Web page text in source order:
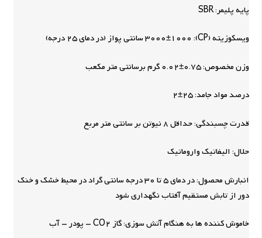
پایه پلیمر: SBR
ویسکوزیته (CP): 3000±1000 سانتی پواز (در دمای 25 درجه)
وزن مخصوص: 0.75±0.02 گرم برسانتی متر مکعب
درصد مواد جامد: 25±2
قدرت چسبندگی: حداقل 8 نیوتن بر سانتی متر مربع
حلال: الیفاتیک واروماتیک
انبارش محصول: در دمای 5 تا 30 درجه سانتی گراد در محیط خشک و خنک
دور از تابش مستقیم آفتاب نگهداری شود
خاموش کننده ها به هنگام آتش سوزی: گاز CO2 – پودر – آب